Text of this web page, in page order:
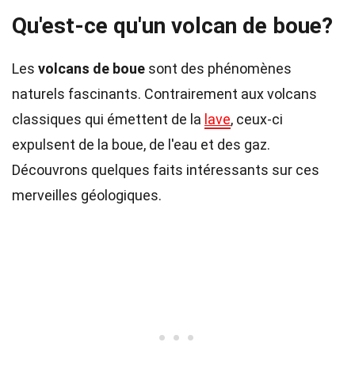
Qu'est-ce qu'un volcan de boue?
Les volcans de boue sont des phénomènes
naturels fascinants. Contrairement aux volcans
classiques qui émettent de la lave, ceux-ci
expulsent de la boue, de l'eau et des gaz.
Découvrons quelques faits intéressants sur ces
merveilles géologiques.